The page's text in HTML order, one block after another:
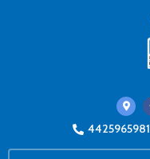
4425965981